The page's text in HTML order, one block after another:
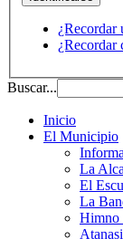
¿Recordar
¿Recordar
Buscar...
Inicio
El Municipio
La
El
La
Himno